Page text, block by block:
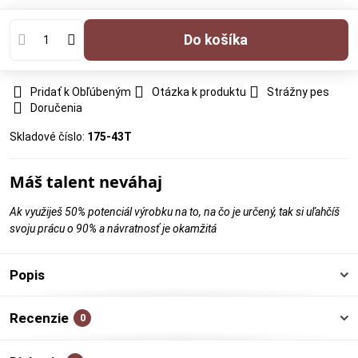
Do košíka
Pridať k Obľúbeným Otázka k produktu
Strážny pes
Doručenia
Skladové číslo: 175-43T
Máš talent neváhaj
Ak využiješ 50% potenciál výrobku na to, na čo je určený, tak si uľahčíš
svoju prácu o 90% a návratnosť je okamžitá
Popis
Recenzie 0